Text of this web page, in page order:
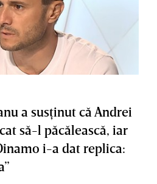
a susţinut că Andrei
să-l păcălească, iar
i-a dat replica: